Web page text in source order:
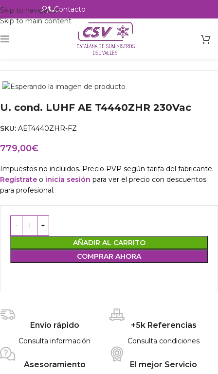
Skip to navigation
Skip to main content
Contacto
csvalles
U. cond. LUHF AE T4440ZHR 230Vac
SKU: AET4440ZHR-FZ
779,00€
Impuestos no incluidos. Precio PVP según tarifa del fabricante.
Regístrate o inicia sesión para ver el precio con descuentos
para profesional.
AÑADIR AL CARRITO
COMPRAR AHORA
Envío rápido
Consulta información
+5k Referencias
Consulta condiciones
Asesoramiento El mejor Servicio